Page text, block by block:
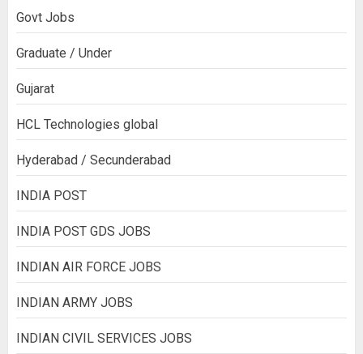
Govt Jobs
Graduate / Under
Gujarat
HCL Technologies global
Hyderabad / Secunderabad
INDIA POST
INDIA POST GDS JOBS
INDIAN AIR FORCE JOBS
INDIAN ARMY JOBS
INDIAN CIVIL SERVICES JOBS